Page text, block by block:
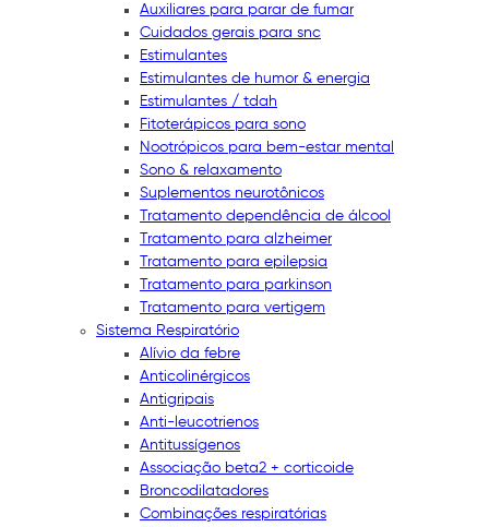
Auxiliares para parar de fumar
Cuidados gerais para snc
Estimulantes
Estimulantes de humor & energia
Estimulantes / tdah
Fitoterápicos para sono
Nootrópicos para bem-estar mental
Sono & relaxamento
Suplementos neurotônicos
Tratamento dependência de álcool
Tratamento para alzheimer
Tratamento para epilepsia
Tratamento para parkinson
Tratamento para vertigem
Sistema Respiratório
Alívio da febre
Anticolinérgicos
Antigripais
Anti-leucotrienos
Antitussígenos
Associação beta2 + corticoide
Broncodilatadores
Combinações respiratórias